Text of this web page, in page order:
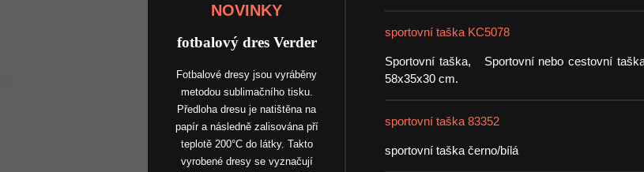
NOVINKY
fotbalový dres Verder
Fotbalové dresy jsou vyráběny
metodou sublimačního tisku.
Předloha dresu je natištěna na
papír a následně zalisována pří
teplotě 200°C do látky. Takto
vyrobené dresy se vyznačují
sportovní taška KC5078
Sportovní taška, Sportovní nebo cestovní
58x35x30 cm.
sportovní taška 83352
sportovní taška černo/bílá